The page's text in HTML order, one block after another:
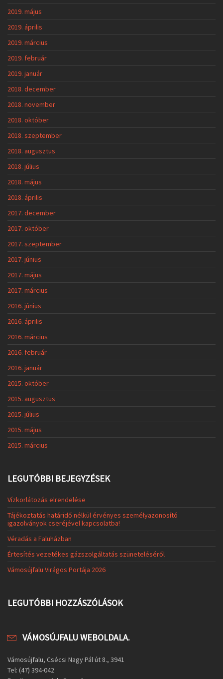
2019. május
2019. április
2019. március
2019. február
2019. január
2018. december
2018. november
2018. október
2018. szeptember
2018. augusztus
2018. július
2018. május
2018. április
2017. december
2017. október
2017. szeptember
2017. június
2017. május
2017. március
2016. június
2016. április
2016. március
2016. február
2016. január
2015. október
2015. augusztus
2015. július
2015. május
2015. március
LEGUTÓBBI BEJEGYZÉSEK
Vízkorlátozás elrendelése
Tájékoztatás határidő nélkül érvényes személyazonosító
igazolványok cseréjével kapcsolatba!
Véradás a Faluházban
Értesítés vezetékes gázszolgáltatás szüneteléséről
Vámosújfalu Virágos Portája 2026
LEGUTÓBBI HOZZÁSZÓLÁSOK
VÁMOSÚJFALU WEBOLDALA.
Vámosújfalu, Csécsi Nagy Pál út 8., 3941
Tel: (47) 394-042